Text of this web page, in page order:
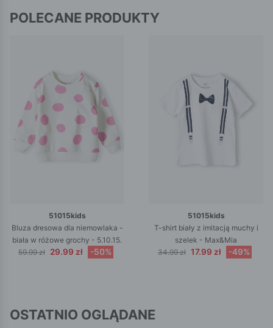
POLECANE PRODUKTY
51015kids
Bluza dresowa dla niemowlaka -
biała w różowe grochy - 5.10.15.
59.99 zł 29.99 zł -50%
51015kids
T-shirt biały z imitacją muchy i
szelek - Max&Mia
34.99 zł 17.99 zł -49%
OSTATNIO OGLĄDANE